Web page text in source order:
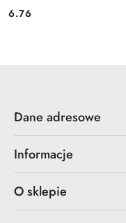
Cena:
6.76
Dane adresowe
Informacje
O sklepie